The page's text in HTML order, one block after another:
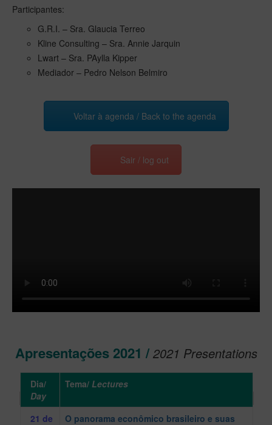
Participantes:
G.R.I. – Sra. Glaucia Terreo
Kline Consulting – Sra. Annie Jarquin
Lwart – Sra. PAylla Kipper
Mediador – Pedro Nelson Belmiro
Voltar à agenda / Back to the agenda
Sair / log out
Apresentações 2021 /2021 Presentations
Dia/
Day
Tema/ Lectures
21 de
O panorama econômico brasileiro e suas